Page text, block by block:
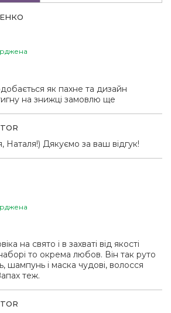
як пахне та дизайн
на знижці замовлю ще
Наталя!) Дякуємо за ваш відгук!
на свято і в захваті від якості
то окрема любов. Він так руто
шампунь і маска чудові, волосся
теж.